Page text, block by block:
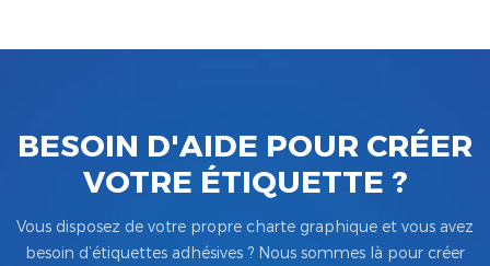
BESOIN D'AIDE POUR CRÉER
VOTRE ÉTIQUETTE ?
Vous disposez de votre propre charte graphique et vous avez
besoin d’étiquettes adhésives ? Nous sommes là pour créer